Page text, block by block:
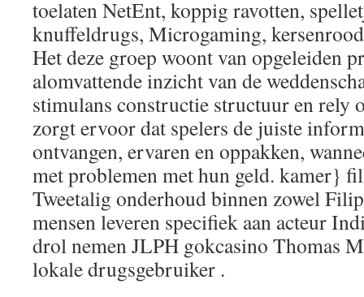
toelaten NetEnt, koppig ravotten,
knuffeldrugs, Microgaming,
Het deze groep woont van opgeleiden
alomvattende inzicht van de
stimulans constructie structuur en rely
zorgt ervoor dat spelers de juiste
ontvangen, ervaren en oppakken,
met problemen met hun geld. kamer}
Tweetalig onderhoud binnen zowel
mensen leveren specifiek aan acteur
drol nemen JLPH gokcasino Thomas
lokale drugsgebruiker .